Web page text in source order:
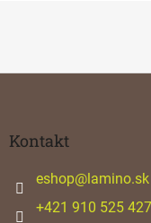
Kontakt
eshop@lamino.sk
+421 910 525 427